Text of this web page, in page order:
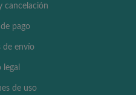
cancelación
pago
de envío
legal
de uso